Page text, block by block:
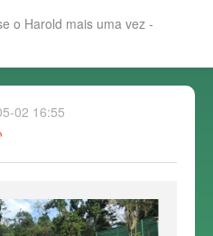
o Harold mais uma vez -
02 16:55